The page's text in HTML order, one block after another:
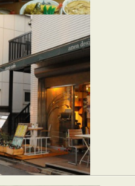
代々木屋
そば・うどん